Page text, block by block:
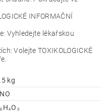
INFORMAČNÍ
Vyhledejte lékařskou
Volejte TOXIKOLOGICKÉ
kg